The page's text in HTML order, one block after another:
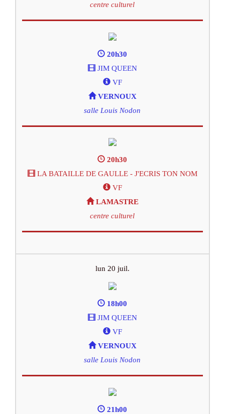
centre culturel
20h30
JIM QUEEN
VF
VERNOUX
salle Louis Nodon
20h30
LA BATAILLE DE GAULLE - J'ECRIS TON NOM
VF
LAMASTRE
centre culturel
lun 20 juil.
18h00
JIM QUEEN
VF
VERNOUX
salle Louis Nodon
21h00